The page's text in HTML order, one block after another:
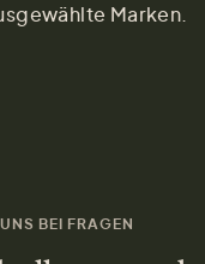
Marken.
BEI FRAGEN